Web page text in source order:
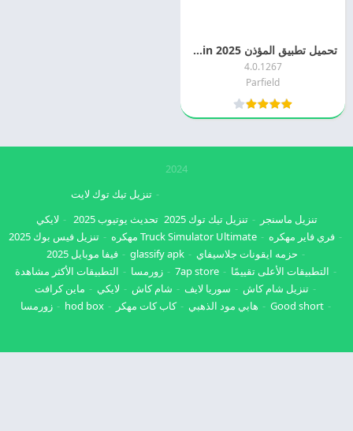
تحميل تطبيق المؤذن 2025 Al Moazin اخر اصدار
4.0.1267
Parfield
2024
تنزيل ماسنجر تنزيل تيك توك 2025
تنزيل تيك توك لايت
تحديث يوتيوب 2025
لايكي
فري فاير مهكره
Truck Simulator Ultimate مهكره
تنزيل فيس بوك 2025
حزمه ايقونات جلاسيفاي
glassify apk
فيفا موبايل 2025
التطبيقات الأعلى تقييمًا
7ap store زورمسا
التطبيقات الأكثر مشاهدة
تنزيل شام كاش
سوريا لايف شام كاش لايكي
ماين كرافت
Good short
هابي مود الذهبي كاب كات مهكر hod box زورمسا